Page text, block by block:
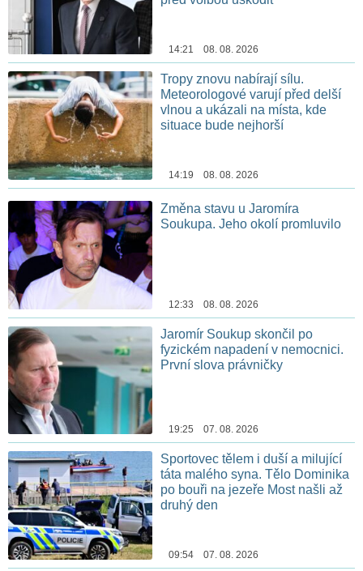
14:21 08. 08. 2026
Tropy znovu nabírají sílu.
Meteorologové varují před delší
vlnou a ukázali na místa, kde
situace bude nejhorší
14:19 08. 08. 2026
Změna stavu u Jaromíra
Soukupa. Jeho okolí promluvilo
12:33 08. 08. 2026
Jaromír Soukup skončil po
fyzickém napadení v nemocnici.
První slova právničky
19:25 07. 08. 2026
Sportovec tělem i duší a milující
táta malého syna. Tělo Dominika
po bouři na jezeře Most našli až
druhý den
09:54 07. 08. 2026